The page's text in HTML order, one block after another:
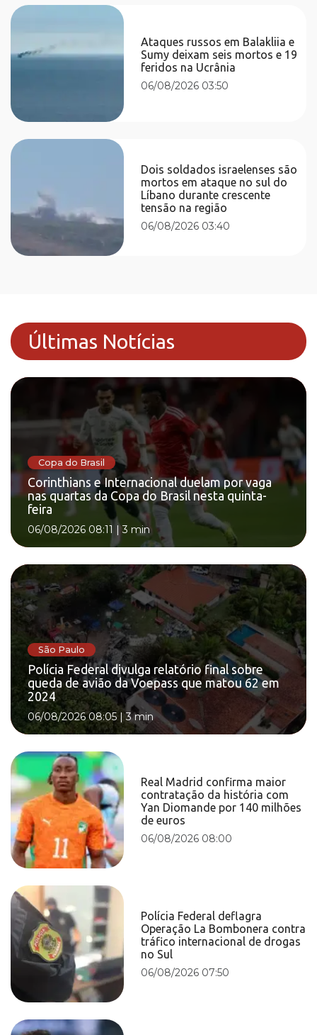
Ataques russos em Balakliia e
Sumy deixam seis mortos e 19
feridos na Ucrânia
06/08/2026 03:50
Dois soldados israelenses são
mortos em ataque no sul do
Líbano durante crescente
tensão na região
06/08/2026 03:40
Últimas Notícias
Copa do Brasil
Corinthians e Internacional duelam por vaga
nas quartas da Copa do Brasil nesta quinta-
feira
06/08/2026 08:11 |3 min
São Paulo
Polícia Federal divulga relatório final sobre
queda de avião da Voepass que matou 62 em
2024
06/08/2026 08:05 |3 min
Real Madrid confirma maior
contratação da história com
Yan Diomande por 140 milhões
de euros
06/08/2026 08:00
Polícia Federal deflagra
Operação La Bombonera contra
tráfico internacional de drogas
no Sul
06/08/2026 07:50